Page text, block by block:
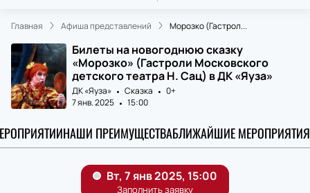
Главная Афиша представлений Морозко (Гастрол...
Билеты на новогоднюю сказку
«Морозко» (Гастроли Московского
детского театра Н. Сац) в ДК «Яуза»
ДК «Яуза» Сказка
0+
7 янв. 2025
15:00
НАШИ ПРЕИМУЩЕСТВАБЛИЖАЙШИЕ МЕРОПРИЯТИЯ